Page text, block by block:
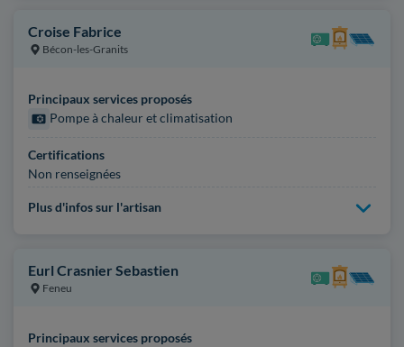
Croise Fabrice
Bécon-les-Granits
Principaux services proposés
Pompe à chaleur et climatisation
Certifications
Non renseignées
Plus d'infos sur l'artisan
Eurl Crasnier Sebastien
Feneu
Principaux services proposés